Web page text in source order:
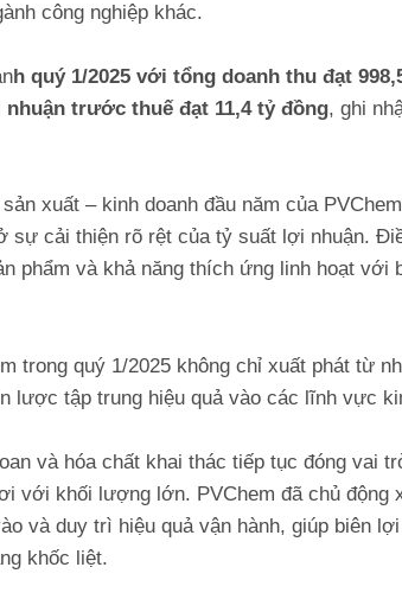
công nghiệp khác.
h quý 1/2025 với tổng doanh thu đạt
trước thuế đạt 11,4 tỷ đồng, ghi
xuất – kinh doanh đầu năm của
sự cải thiện rõ rệt của tỷ suất lợi nhuận.
phẩm và khả năng thích ứng linh hoạt với
trong quý 1/2025 không chỉ xuất phát từ
lược tập trung hiệu quả vào các lĩnh vực
và hóa chất khai thác tiếp tục đóng vai
với khối lượng lớn. PVChem đã chủ động
và duy trì hiệu quả vận hành, giúp biên
khốc liệt.